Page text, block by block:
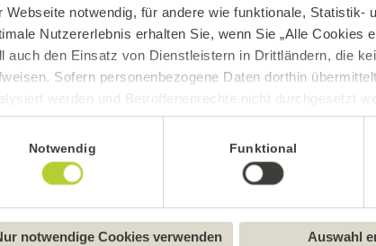
Webseite notwendig, für andere wie funktionale,
Nutzererlebnis erhalten Sie, wenn Sie „Alle Cookies
auch den Einsatz von Dienstleistern in Drittländern, die
Sofern personenbezogene Daten dorthin
werden und Betroffenenrechte nicht durchgesetzt
und -übermittlung widerrufen und Tools
über uns erfahren Sie in unseremImpressum
Notwendig Funktional
notwendige Cookies verwenden Auswahl
8,59g
57,12g
11,02g
10,53g
19,80